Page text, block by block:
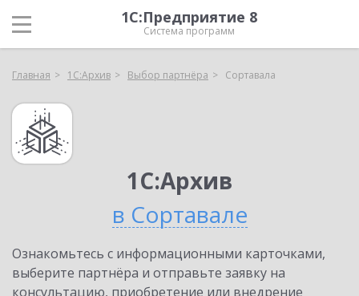
1С:Предприятие 8
Система программ
Главная 1С:Архив Выбор партнёра Сортавала
1С:Архив
в Сортавале
Ознакомьтесь с информационными карточками,
выберите партнёра и отправьте заявку на
консультацию, приобретение или внедрение